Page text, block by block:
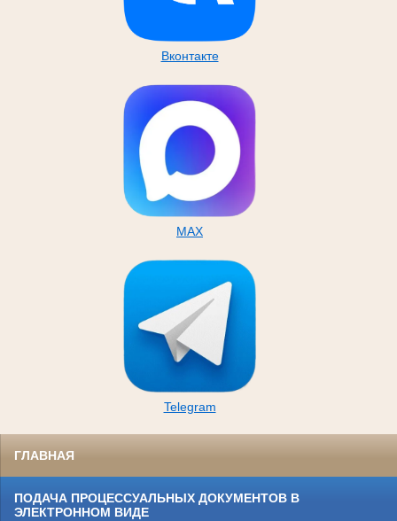
Вконтакте
MAX
Telegram
ГЛАВНАЯ
ПОДАЧА ПРОЦЕССУАЛЬНЫХ ДОКУМЕНТОВ В
ЭЛЕКТРОННОМ ВИДЕ